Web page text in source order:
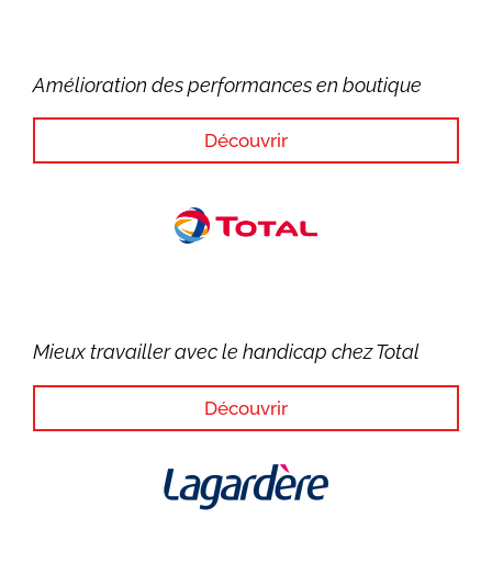
Amélioration des performances en boutique
Découvrir
Mieux travailler avec le handicap chez Total
Découvrir